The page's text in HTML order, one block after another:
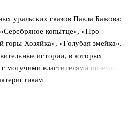
уральских сказов Павла Бажова:
копытце», «Про
горы Хозяйка», «Голубая змейка».
истории, в которых
могучими властителями поземных
полюбить чтение!